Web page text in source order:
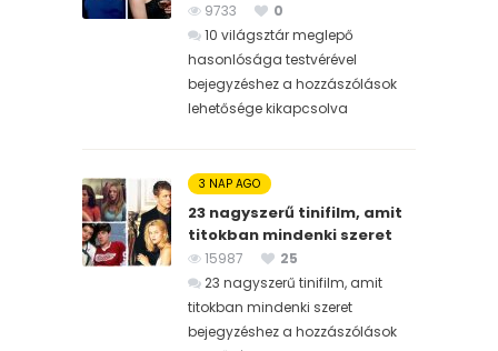
9733
0
10 világsztár meglepő
hasonlósága testvérével
bejegyzéshez a hozzászólások
lehetősége kikapcsolva
3 NAP AGO
23 nagyszerű tinifilm, amit
titokban mindenki szeret
15987
25
23 nagyszerű tinifilm, amit
titokban mindenki szeret
bejegyzéshez a hozzászólások